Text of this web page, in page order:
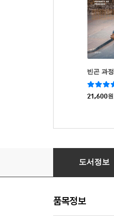
빈곤 과정
21,600원
쫓겨난 사람들
도서정보
품목정보